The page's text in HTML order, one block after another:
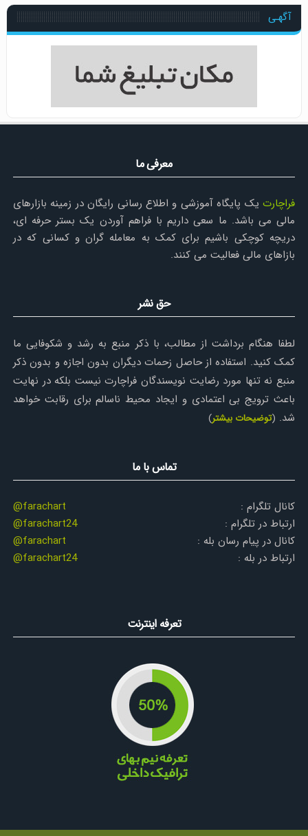
آگهـی
معرفی ما
فراچارتیک پایگاه آموزشی و اطلاع رسانی رایگان در زمینه بازارهای
مالی می باشد. ما سعی داریم با فراهم آوردن یک بستر حرفه ای،
دریچه کوچکی باشیم برای کمک به معامله گران و کسانی که در
بازاهای مالی فعالیت می کنند.
حق نشر
لطفا هنگام برداشت از مطالب، با ذکر منبع به رشد و شکوفایی ما
کمک کنید. استفاده از حاصل زحمات دیگران بدون اجازه و بدون ذکر
منبع نه تنها مورد رضایت نویسندگان فراچارت نیست بلکه در نهایت
باعث ترویج بی اعتمادی و ایجاد محیط ناسالم برای رقابت خواهد
شد. (توضیحات بیشتر)
تماس با ما
کانال تلگرام :
@farachart
ارتباط در تلگرام :
@farachart24
کانال در پیام رسان بله :
@farachart
ارتباط در بله :
@farachart24
تعرفه اینترنت